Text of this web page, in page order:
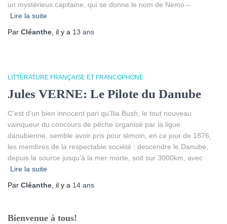
un mystérieux capitaine, qui se donne le nom de Nemo –
Lire la suite
Par Cléanthe, il y a 13 ans
LITTÉRATURE FRANÇAISE ET FRANCOPHONE
Jules VERNE: Le Pilote du Danube
C’est d’un bien innocent pari qu’Ilia Bush, le tout nouveau
vainqueur du concours de pêche organisé par la ligue
danubienne, semble avoir pris pour témoin, en ce jour de 1876,
les membres de la respectable société : descendre le Danube,
depuis la source jusqu’à la mer morte, soit sur 3000km, avec
Lire la suite
Par Cléanthe, il y a 14 ans
Bienvenue à tous!